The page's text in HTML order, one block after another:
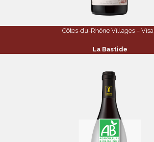
Côtes-du-Rhône Villages –
La Bastide